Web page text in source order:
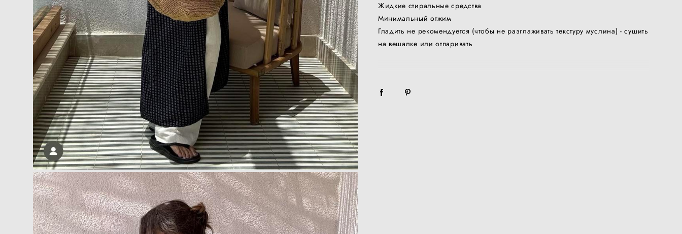
Жидкие стиральные средства
Минимальный отжим
Гладить не рекомендуется (чтобы не разглаживать текстуру муслина) - сушить
на вешалке или отпаривать